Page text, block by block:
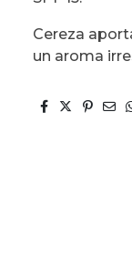
Cereza
un aroma